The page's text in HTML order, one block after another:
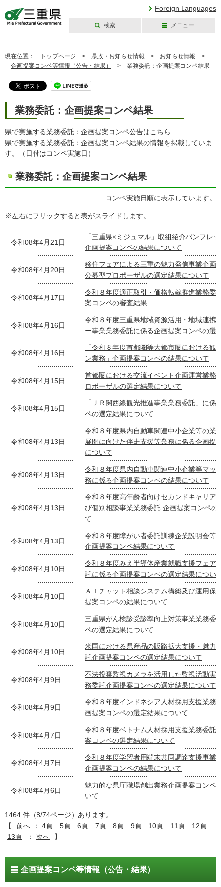
Foreign Languages
検索 メニュー
現在位置： トップページ > 県政・お知らせ情報 > お知らせ情報 >
企画提案コンペ等情報（公告・結果）
> 業務委託：企画提案コンペ結果
業務委託：企画提案コンペ結果
県で実施する業務委託：企画提案コンペ公告はこちら
県で実施する業務委託：企画提案コンペ結果の情報を掲載していま
す。（日付はコンペ実施日）
業務委託：企画提案コンペ結果
コンペ実施日順に表示しています。
※左右にフリックすると表がスライドします。
令和08年4月21日
「三重県×ミジュマル」取組紹介パンフレ
企画提案コンペの結果について
令和08年4月20日
移住フェアによる三重の魅力発信事業企
公募型プロポーザルの選定結果について
令和08年4月17日
令和８年度適正取引・価格転嫁推進業務委
案コンペの審査結果
令和08年4月16日
令和８年度三重県地域資源活用・地域連携
ー事業業務委託に係る企画提案コンペの選
令和08年4月16日
「令和８年度首都圏等大都市圏における観
ン業務」企画提案コンペの結果について
令和08年4月15日
首都圏における交流イベント企画運営業
ロポーザルの選定結果について
令和08年4月15日
「ＪＲ関西線観光推進事業業務委託」に係
ペの選定結果について
令和08年4月13日
令和８年度県内自動車関連中小企業等の業
展開に向けた伴走支援等業務に係る企画提
について
令和08年4月13日
令和８年度県内自動車関連中小企業等マッ
務に係る企画提案コンペの結果について
令和08年4月13日
令和８年度高年齢者向けセカンドキャリア
び個別相談事業業務委託 企画提案コンペの
て
令和08年4月13日
令和８年度障がい者委託訓練企業説明会等
企画提案コンペ結果について
令和08年4月10日
令和８年度みえ半導体産業就職支援フェア
託に係る企画提案コンペの選定結果につい
令和08年4月10日
ＡＩチャット相談システム構築及び運用保
提案コンペの結果について
令和08年4月10日
三重県がん検診受診率向上対策事業業務委
ペの選定結果について
令和08年4月10日
米国における県産品の販路拡大支援・魅力
託企画提案コンペの選定結果について
令和08年4月9日
不法投棄監視カメラを活用した監視活動実
務委託企画提案コンペの選定結果について
令和08年4月9日
令和８年度インドネシア人材採用支援業務
画提案コンペの選定結果について
令和08年4月7日
令和８年度ベトナム人材採用支援業務委託
案コンペの選定結果について
令和08年4月7日
令和８年度学習者用端末共同調達支援事業
企画提案コンペの結果について
令和08年4月6日
魅力的な県庁職場創出業務企画提案コンペ
いて
1464 件（8/74ページ）あります。
【
前へ ： 4頁 5頁 6頁 7頁 8頁 9頁 10頁 11頁
12頁
13頁
： 次へ 】
企画提案コンペ等情報（公告・結果）